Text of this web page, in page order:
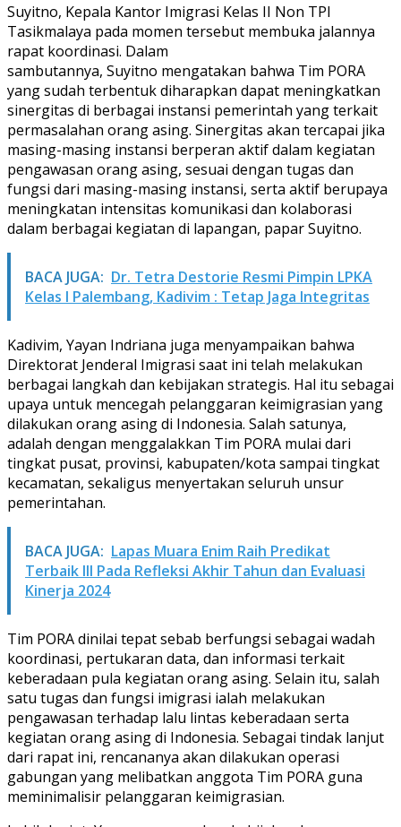
Suyitno, Kepala Kantor Imigrasi Kelas II Non TPI
Tasikmalaya pada momen tersebut membuka jalannya
rapat koordinasi. Dalam
sambutannya, Suyitno mengatakan bahwa Tim PORA
yang sudah terbentuk diharapkan dapat meningkatkan
sinergitas di berbagai instansi pemerintah yang terkait
permasalahan orang asing. Sinergitas akan tercapai jika
masing-masing instansi berperan aktif dalam kegiatan
pengawasan orang asing, sesuai dengan tugas dan
fungsi dari masing-masing instansi, serta aktif berupaya
meningkatan intensitas komunikasi dan kolaborasi
dalam berbagai kegiatan di lapangan, papar Suyitno.
BACA JUGA: Dr. Tetra Destorie Resmi Pimpin LPKA
Kelas I Palembang, Kadivim : Tetap Jaga Integritas
Kadivim, Yayan Indriana juga menyampaikan bahwa
Direktorat Jenderal Imigrasi saat ini telah melakukan
berbagai langkah dan kebijakan strategis. Hal itu sebagai
upaya untuk mencegah pelanggaran keimigrasian yang
dilakukan orang asing di Indonesia. Salah satunya,
adalah dengan menggalakkan Tim PORA mulai dari
tingkat pusat, provinsi, kabupaten/kota sampai tingkat
kecamatan, sekaligus menyertakan seluruh unsur
pemerintahan.
BACA JUGA: Lapas Muara Enim Raih Predikat
Terbaik III Pada Refleksi Akhir Tahun dan Evaluasi
Kinerja 2024
Tim PORA dinilai tepat sebab berfungsi sebagai wadah
koordinasi, pertukaran data, dan informasi terkait
keberadaan pula kegiatan orang asing. Selain itu, salah
satu tugas dan fungsi imigrasi ialah melakukan
pengawasan terhadap lalu lintas keberadaan serta
kegiatan orang asing di Indonesia. Sebagai tindak lanjut
dari rapat ini, rencananya akan dilakukan operasi
gabungan yang melibatkan anggota Tim PORA guna
meminimalisir pelanggaran keimigrasian.